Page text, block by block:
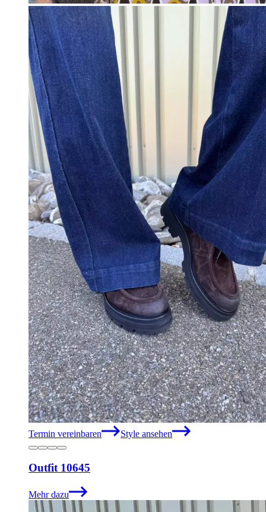
Termin vereinbaren Style ansehen
Outfit 10645
Mehr dazu